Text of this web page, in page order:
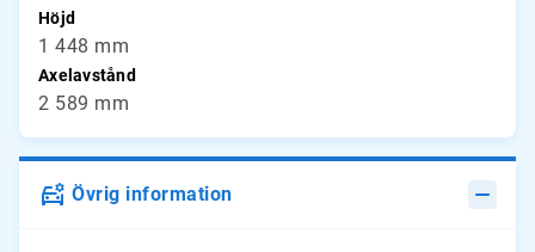
Höjd
1 448 mm
Axelavstånd
2 589 mm
Övrig information